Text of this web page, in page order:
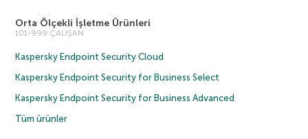
Orta Ölçekli İşletme Ürünleri
101-999 ÇALIŞAN
Kaspersky Endpoint Security Cloud
Kaspersky Endpoint Security for Business Select
Kaspersky Endpoint Security for Business Advanced
Tüm ürünler